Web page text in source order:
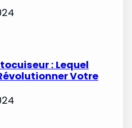
: Lequel
Votre